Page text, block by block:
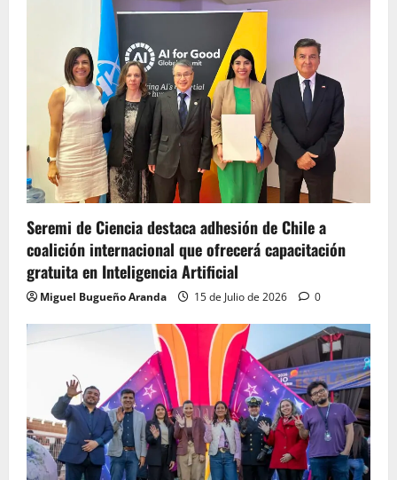
Seremi de Ciencia destaca adhesión de Chile a
coalición internacional que ofrecerá capacitación
gratuita en Inteligencia Artificial
Miguel Bugueño Aranda 15 de Julio de 2026 0